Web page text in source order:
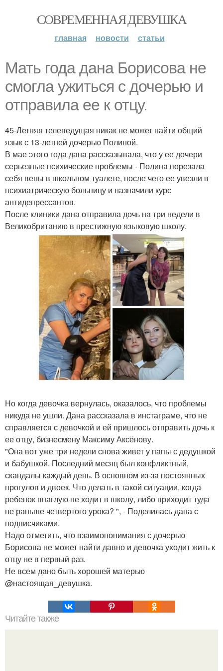
СОВРЕМЕННАЯ ДЕВУШКА
главная новости статьи
Мать года дана Борисова не
смогла ужиться с дочерью и
отправила ее к отцу.
45-Летняя телеведущая никак не может найти общий
язык с 13-летней дочерью Полиной.
В мае этого года дана рассказывала, что у ее дочери
серьезные психические проблемы - Полина порезала
себя вены в школьном туалете, после чего ее увезли в
психиатрическую больницу и назначили курс
антидепрессантов.
После клиники дана отправила дочь на три недели в
Великобританию в престижную языковую школу.
Но когда девочка вернулась, оказалось, что проблемы
никуда не ушли. Дана рассказала в инстаграме, что не
справляется с девочкой и ей пришлось отправить дочь к
ее отцу, бизнесмену Максиму Аксёнову.
"Она вот уже три недели снова живет у папы с дедушкой
и бабушкой. Последний месяц был конфликтный,
скандалы каждый день. В основном из-за постоянных
прогулов и двоек. Что делать в такой ситуации, когда
ребенок внаглую не ходит в школу, либо приходит туда
не раньше четвертого урока? ", - Поделилась дана с
подписчиками.
Надо отметить, что взаимопонимания с дочерью
Борисова не может найти давно и девочка уходит жить к
отцу не в первый раз.
Не всем дано быть хорошей матерью
@настоящая_девушка.
Читайте также